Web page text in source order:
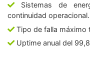
Sistemas de
continuidad operacional.
Tipo de falla máximo
Uptime anual del